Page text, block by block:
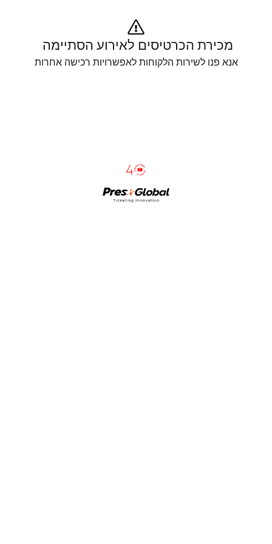
מכירת הכרטיסים לאירוע הסתיימה
אנא פנו לשירות הלקוחות לאפשרויות רכישה אחרות